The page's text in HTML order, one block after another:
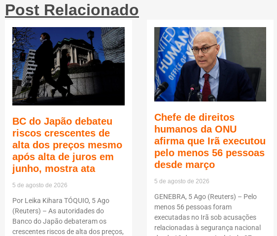
Post Relacionado
BC do Japão debateu
riscos crescentes de
alta dos preços mesmo
após alta de juros em
junho, mostra ata
5 de agosto de 2026
Por Leika Kihara TÓQUIO, 5 Ago
(Reuters) – As autoridades do
Banco do Japão debateram os
crescentes riscos de alta dos preços,
Chefe de direitos
humanos da ONU
afirma que Irã executou
pelo menos 56 pessoas
desde março
5 de agosto de 2026
GENEBRA, 5 Ago (Reuters) – Pelo
menos 56 pessoas foram
executadas no Irã sob acusações
relacionadas à segurança nacional